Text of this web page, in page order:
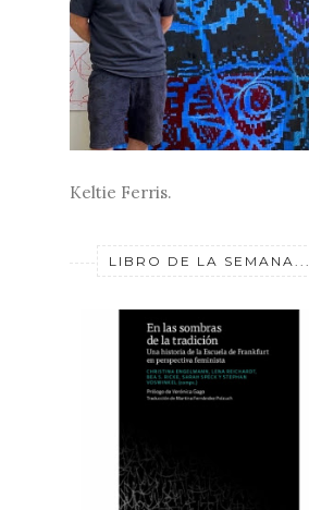
Keltie Ferris.
LIBRO DE LA SEMANA...